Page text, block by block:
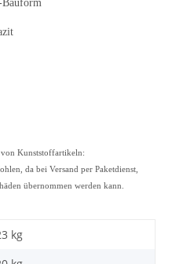
Kunststoffartikeln:
da bei Versand per Paketdienst,
übernommen werden kann.
kg